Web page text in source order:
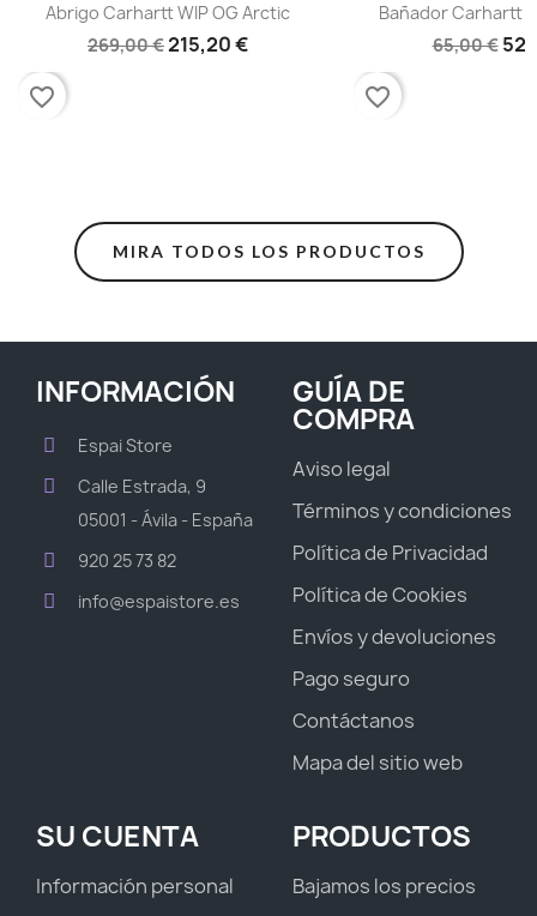
Abrigo Carhartt WIP OG Arctic
269,00 €215,20 €
favorite_border
Bañador Carhartt
65,00 €
favorite_border
MIRA TODOS LOS PRODUCTOS
INFORMACIÓN
Espai Store
Calle Estrada, 9
05001 - Ávila - España
920 25 73 82
info@espaistore.es
GUÍA DE
COMPRA
Aviso legal
Términos y condiciones
Política de Privacidad
Política de Cookies
Envíos y devoluciones
Pago seguro
Contáctanos
Mapa del sitio web
SU CUENTA
Información personal
PRODUCTOS
Bajamos los precios